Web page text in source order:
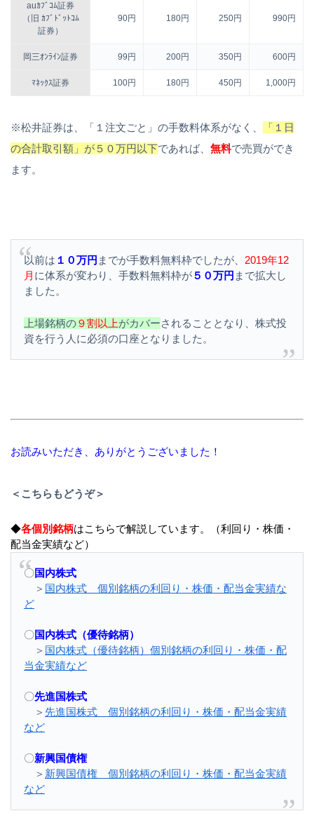
auｶﾌﾞｺﾑ証券
（旧 ｶﾌﾞﾄﾞｯﾄｺﾑ
証券）
90円 180円 250円 990円
岡三ｵﾝﾗｲﾝ証券 99円 200円 350円 600円
ﾏﾈｯｸｽ証券 100円 180円 450円 1,000円
※松井証券は、「１注文ごと」の手数料体系がなく、
「１日
の合計取引額」が５０万円以下であれば、 無料で売買ができ
ます。
以前は １０万円 までが手数料無料枠でしたが、 2019年12
月 に体系が変わり、手数料無料枠が５０万円 まで拡大し
ました。
上場銘柄の９割以上がカバーされることとなり、株式投
資を行う人に必須の口座となりました。
お読みいただき、ありがとうございました！
＜こちらもどうぞ＞
◆各個別銘柄はこちらで解説しています。（利回り・株価・
配当金実績など）
〇国内株式
＞ 国内株式 個別銘柄の利回り・株価・配当金実績な
ど
〇国内株式（優待銘柄）
＞ 国内株式（優待銘柄）個別銘柄の利回り・株価・配
当金実績など
〇先進国株式
＞ 先進国株式 個別銘柄の利回り・株価・配当金実績
など
〇新興国債権
＞ 新興国債権 個別銘柄の利回り・株価・配当金実績
など